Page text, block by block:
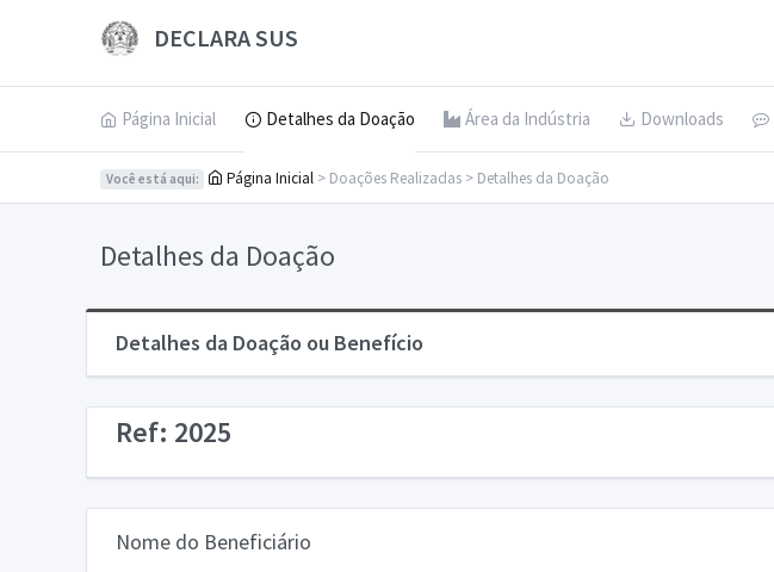
DECLARA SUS
Página Inicial Detalhes da Doação Área da Indústria Downloads
Você está aqui: Página Inicial > Doações Realizadas > Detalhes da Doação
Detalhes da Doação
Detalhes da Doação ou Benefício
Ref: 2025
Nome do Beneficiário